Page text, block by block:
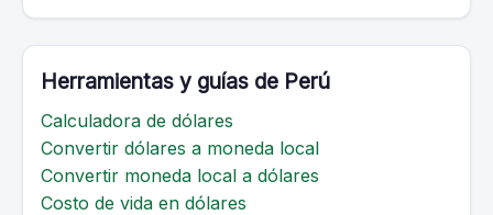
Herramientas y guías de Perú
Calculadora de dólares
Convertir dólares a moneda local
Convertir moneda local a dólares
Costo de vida en dólares